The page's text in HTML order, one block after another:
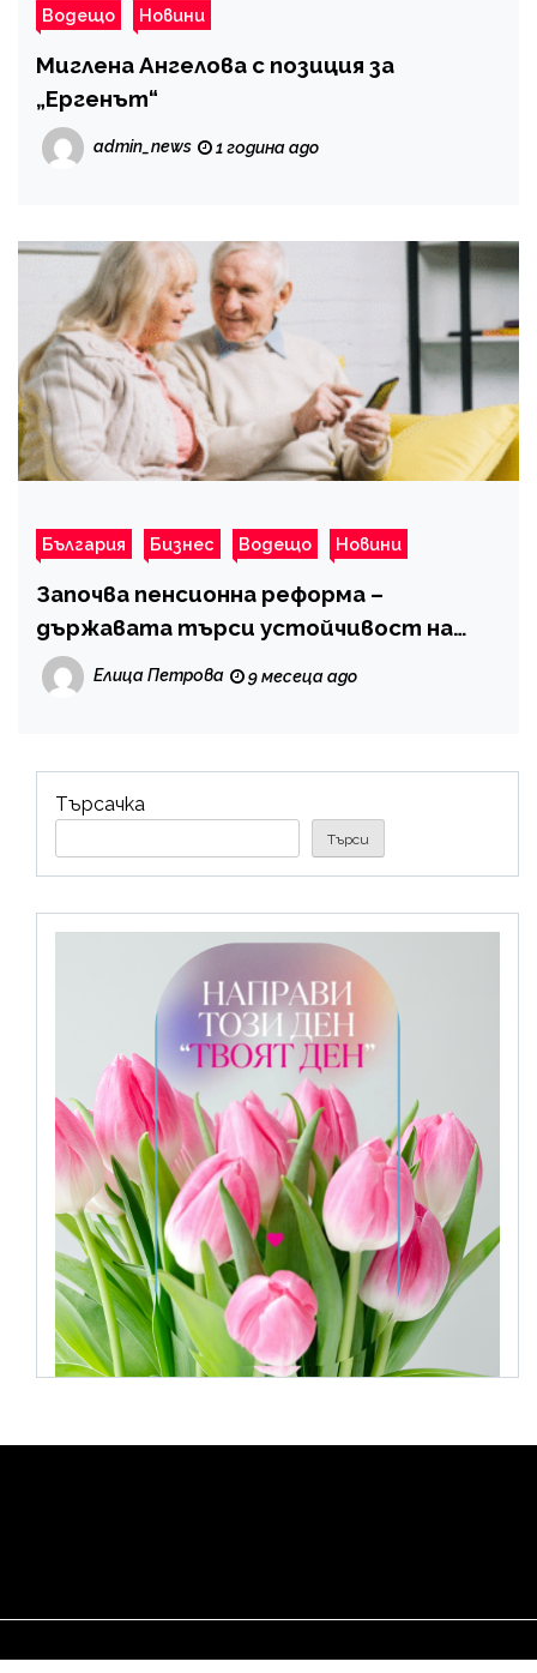
Водещо Новини
Миглена Ангелова с позиция за
„Ергенът“
admin_news 1 година ago
България Бизнес Водещо Новини
Започва пенсионна реформа –
държавата търси устойчивост на
системата
Елица Петрова 9 месеца ago
Търсачка
Търси